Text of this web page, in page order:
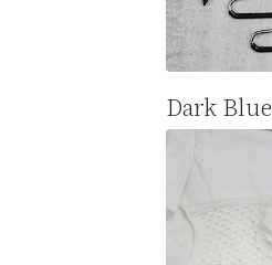
Dark Blue